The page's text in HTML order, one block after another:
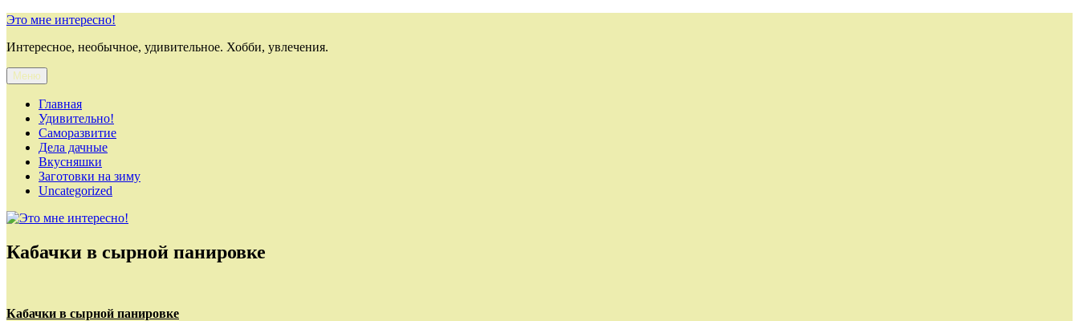
Перейти
содержимому
Это мне интересно!
Интересное, необычное, удивительное. Хобби, увлечения.
Меню
Главная
Удивительно!
Саморазвитие
Дела дачные
Вкусняшки
Заготовки на зиму
Uncategorized
Кабачки в сырной панировке
Кабачки в сырной панировке